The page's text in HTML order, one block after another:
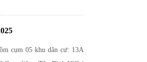
cụm 05 khu dân cư: 13A